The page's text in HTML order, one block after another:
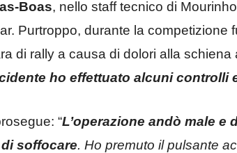
Boas, nello staff tecnico di
Purtroppo, durante la competizione
di rally a causa di dolori alla
ho effettuato alcuni controlli
“L’operazione andò male e
soffocare. Ho premuto il pulsante